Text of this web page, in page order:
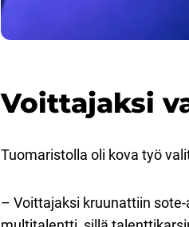
Voittajaksi
Tuomaristolla oli kova työ
– Voittajaksi kruunattiin